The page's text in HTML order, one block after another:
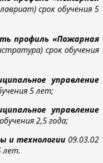
срок обучения 5
профиль «Пожарная
срок обучения
управление
5 лет;
управление
2,5 года;
и технологии 09.03.02
лет.